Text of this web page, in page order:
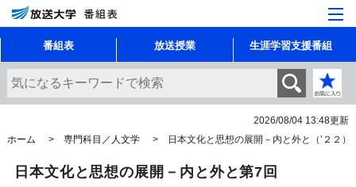
番組表 放送授業 生涯学習支援番組
2026/08/04 13:48更新
ホーム
専門科目／人文学 日本文化と思想の展開－内と外と（’２２）
日本文化と思想の展開－内と外と第7回